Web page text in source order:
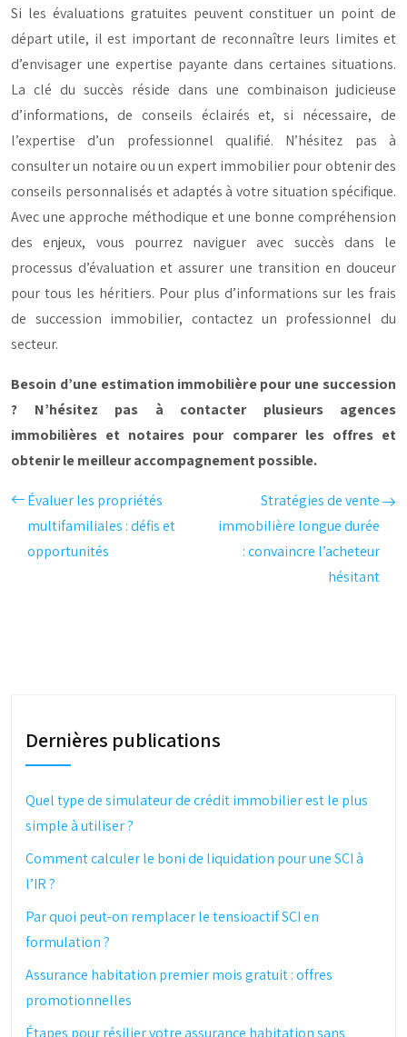
Si les évaluations gratuites peuvent constituer un point de
départ utile, il est important de reconnaître leurs limites et
d’envisager une expertise payante dans certaines situations.
La clé du succès réside dans une combinaison judicieuse
d’informations, de conseils éclairés et, si nécessaire, de
l’expertise d’un professionnel qualifié. N’hésitez pas à
consulter un notaire ou un expert immobilier pour obtenir des
conseils personnalisés et adaptés à votre situation spécifique.
Avec une approche méthodique et une bonne compréhension
des enjeux, vous pourrez naviguer avec succès dans le
processus d’évaluation et assurer une transition en douceur
pour tous les héritiers. Pour plus d’informations sur les frais
de succession immobilier, contactez un professionnel du
secteur.
Besoin d’une estimation immobilière pour une succession
? N’hésitez pas à contacter plusieurs agences
immobilières et notaires pour comparer les offres et
obtenir le meilleur accompagnement possible.
Évaluer les propriétés
multifamiliales : défis et
opportunités
Stratégies de vente
immobilière longue durée
: convaincre l’acheteur
hésitant
Dernières publications
Quel type de simulateur de crédit immobilier est le plus
simple à utiliser ?
Comment calculer le boni de liquidation pour une SCI à
l’IR ?
Par quoi peut-on remplacer le tensioactif SCI en
formulation ?
Assurance habitation premier mois gratuit : offres
promotionnelles
Étapes pour résilier votre assurance habitation sans